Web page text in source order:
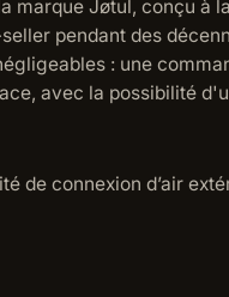
marque Jøtul, conçu
pendant des
: une
avec la possibilité
de connexion d’air